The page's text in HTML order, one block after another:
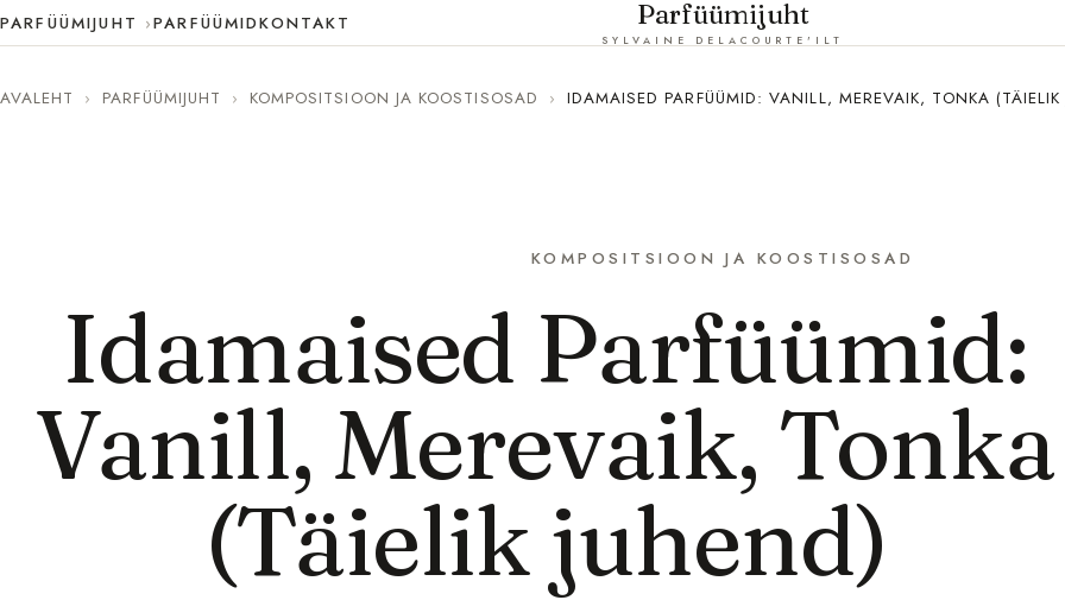
PARFÜÜMIJUHT PARFÜÜMIDKONTAKT Parfüümijuht
SYLVAINE DELACOURTE'ILT
AVALEHT › PARFÜÜMIJUHT › KOMPOSITSIOON JA KOOSTISOSAD › IDAMAISED PARFÜÜMID: VANILL, MEREVAIK, TONKA (TÄIELIK
KOMPOSITSIOON JA KOOSTISOSAD
Idamaised Parfüümid:
Vanill, Merevaik, Tonka
(Täielik juhend)